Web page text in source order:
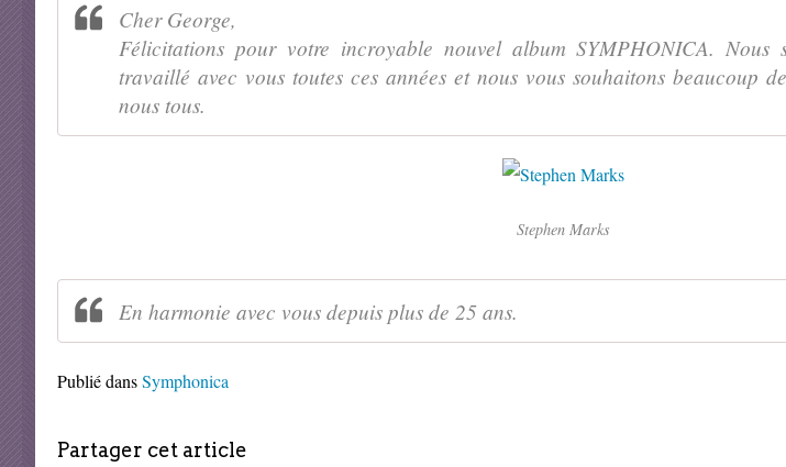
Cher George,
Félicitations pour votre incroyable nouvel album SYMPHONICA. Nous
travaillé avec vous toutes ces années et nous vous souhaitons beaucoup
nous tous.
Stephen Marks
En harmonie avec vous depuis plus de 25 ans.
Publié dansSymphonica
Partager cet article